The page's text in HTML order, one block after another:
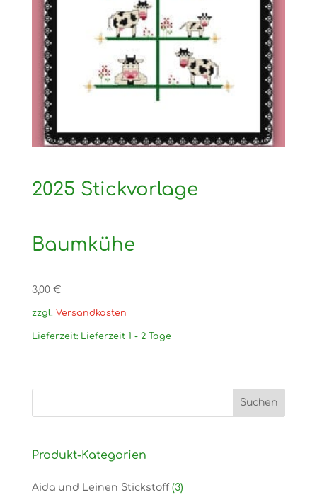
2025 Stickvorlage
Baumkühe
3,00 €
zzgl. Versandkosten
Lieferzeit: Lieferzeit 1 - 2 Tage
Produkt-Kategorien
Aida und Leinen Stickstoff (3)